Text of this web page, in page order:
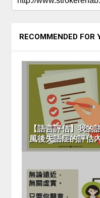
RECOMMENDED FOR
【語言評估】我的
風後失語症的評估